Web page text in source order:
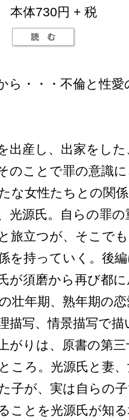
本体730円 + 税
ら・・・不倫と性愛
出産し、出家をし
のことで罪の意識
な女性たちとの関
光源氏。自らの罪
旅立つが、そこで
を持っていく。後
が須磨から再び都
壮年期、熟年期の
描写、情景描写で
がりは、原書の第三
ころ。光源氏と妻
子が、実は自らの
ことを光源氏が知